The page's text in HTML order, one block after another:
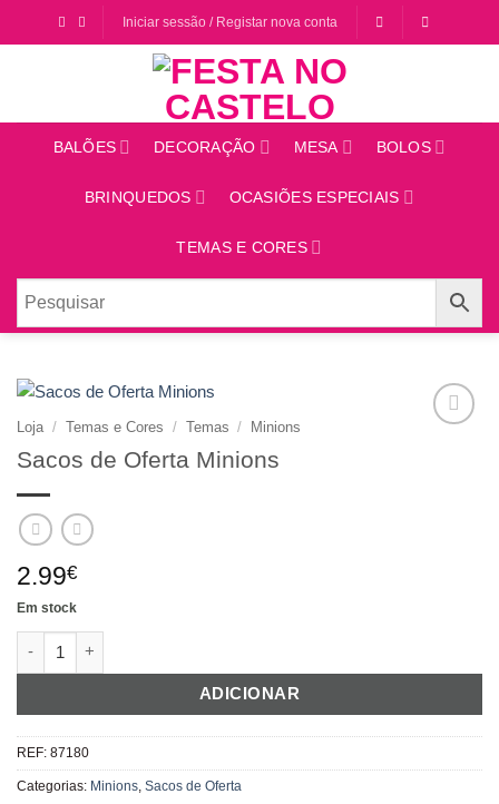
Iniciar sessão / Registar nova conta
BALÕES DECORAÇÃO MESA BOLOS
BRINQUEDOS OCASIÕES ESPECIAIS
TEMAS E CORES
Loja / Temas e Cores / Temas / Minions
Sacos de Oferta Minions
2.99€
Em stock
ADICIONAR
REF: 87180
Categorias: Minions, Sacos de Oferta